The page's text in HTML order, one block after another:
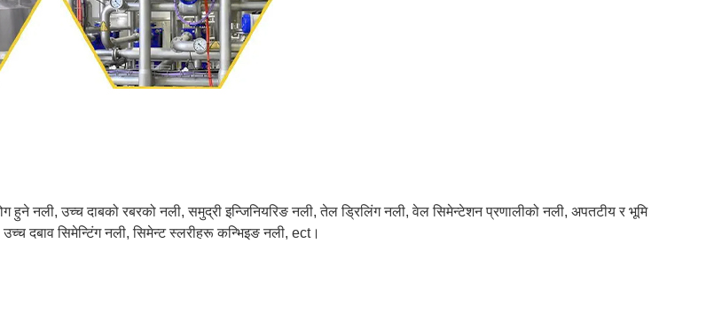
हुने नली, उच्च दाबको रबरको नली, समुद्री इन्जिनियरिङ नली, तेल ड्रिलिंग नली, वेल सिमेन्टेशन प्रणालीको नली, अपतटीय र भूमि
दबाव सिमेन्टिंग नली, सिमेन्ट स्लरीहरू कन्भिइङ नली, ect।